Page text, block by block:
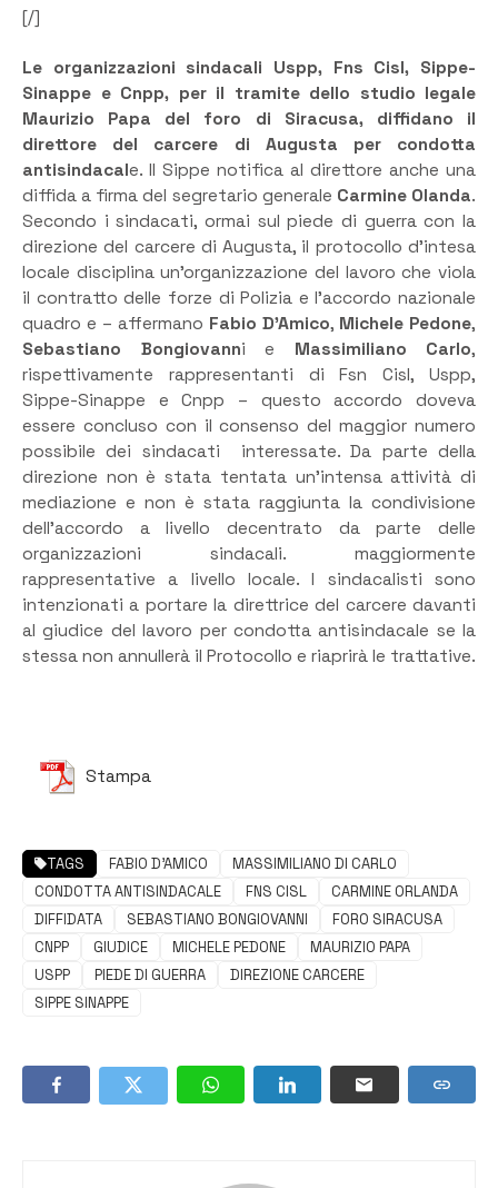
[/]
Le organizzazioni sindacali Uspp, Fns Cisl, Sippe-
Sinappe e Cnpp, per il tramite dello studio legale
Maurizio Papa del foro di Siracusa, diffidano il
direttore del carcere di Augusta per condotta
antisindacale. Il Sippe notifica al direttore anche una
diffida a firma del segretario generale Carmine Olanda.
Secondo i sindacati, ormai sul piede di guerra con la
direzione del carcere di Augusta, il protocollo d’intesa
locale disciplina un’organizzazione del lavoro che viola
il contratto delle forze di Polizia e l’accordo nazionale
quadro e – affermano Fabio D’Amico, Michele Pedone,
Sebastiano Bongiovanni e Massimiliano Carlo,
rispettivamente rappresentanti di Fsn Cisl, Uspp,
Sippe-Sinappe e Cnpp – questo accordo doveva
essere concluso con il consenso del maggior numero
possibile dei sindacati interessate. Da parte della
direzione non è stata tentata un’intensa attività di
mediazione e non è stata raggiunta la condivisione
dell’accordo a livello decentrato da parte delle
organizzazioni sindacali. maggiormente
rappresentative a livello locale. I sindacalisti sono
intenzionati a portare la direttrice del carcere davanti
al giudice del lavoro per condotta antisindacale se la
stessa non annullerà il Protocollo e riaprirà le trattative.
Stampa
TAGS FABIO D'AMICO
MASSIMILIANO DI CARLO
CONDOTTA ANTISINDACALE
FNS CISL
CARMINE ORLANDA
DIFFIDATA
SEBASTIANO BONGIOVANNI
FORO SIRACUSA
CNPP
GIUDICE MICHELE PEDONE
MAURIZIO PAPA
USPP
PIEDE DI GUERRA
DIREZIONE CARCERE
SIPPE SINAPPE